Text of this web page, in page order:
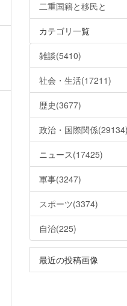
二重国籍と移民と
カテゴリ一覧
雑談(5410)
社会・生活(17211)
歴史(3677)
政治・国際関係(29134)
ニュース(17425)
軍事(3247)
スポーツ(3374)
自治(225)
最近の投稿画像